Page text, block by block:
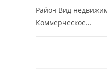
Район Вид
Коммерческое…